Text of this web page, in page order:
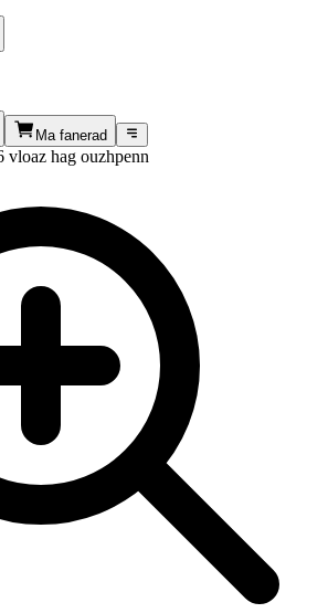
Ma fanerad
vloaz hag ouzhpenn